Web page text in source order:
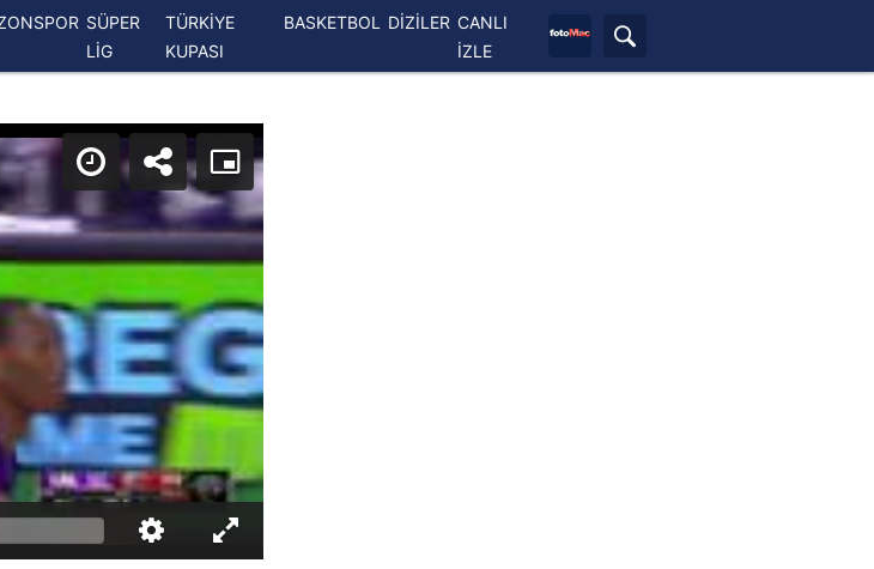
SÜPER
LİG
TÜRKİYE
KUPASI
BASKETBOL DİZİLER CANLI
İZLE